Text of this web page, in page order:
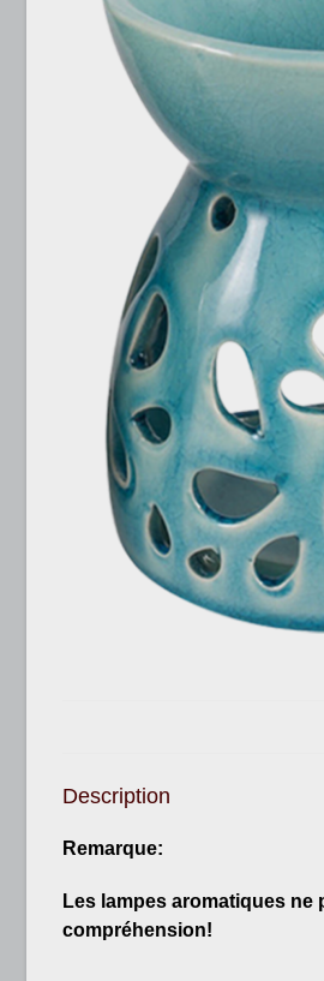
Description
Remarque:
Les lampes aromatiques ne
compréhension!